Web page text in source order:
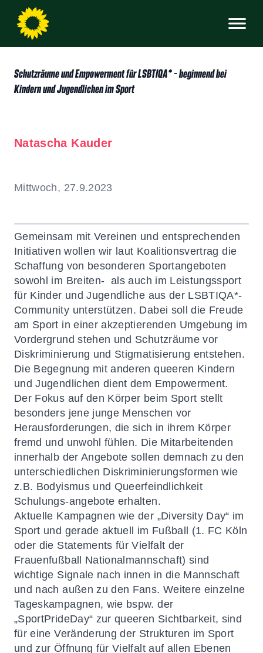
Schutzräume und Empowerment für LSBTIQA* – beginnend bei
Kindern und Jugendlichen im Sport
Natascha Kauder
Mittwoch, 27.9.2023
Gemeinsam mit Vereinen und entsprechenden
Initiativen wollen wir laut Koalitionsvertrag die
Schaffung von besonderen Sportangeboten
sowohl im Breiten- als auch im Leistungssport
für Kinder und Jugendliche aus der LSBTIQA*-
Community unterstützen. Dabei soll die Freude
am Sport in einer akzeptierenden Umgebung im
Vordergrund stehen und Schutzräume vor
Diskriminierung und Stigmatisierung entstehen.
Die Begegnung mit anderen queeren Kindern
und Jugendlichen dient dem Empowerment.
Der Fokus auf den Körper beim Sport stellt
besonders jene junge Menschen vor
Herausforderungen, die sich in ihrem Körper
fremd und unwohl fühlen. Die Mitarbeitenden
innerhalb der Angebote sollen demnach zu den
unterschiedlichen Diskriminierungsformen wie
z.B. Bodyismus und Queerfeindlichkeit
Schulungs-angebote erhalten.
Aktuelle Kampagnen wie der „Diversity Day“ im
Sport und gerade aktuell im Fußball (1. FC Köln
oder die Statements für Vielfalt der
Frauenfußball Nationalmannschaft) sind
wichtige Signale nach innen in die Mannschaft
und nach außen zu den Fans. Weitere einzelne
Tageskampagnen, wie bspw. der
„SportPrideDay“ zur queeren Sichtbarkeit, sind
für eine Veränderung der Strukturen im Sport
und zur Öffnung für Vielfalt auf allen Ebenen